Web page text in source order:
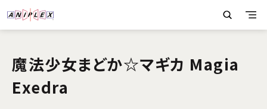
魔法少女まどか☆マギカ Magia
Exedra